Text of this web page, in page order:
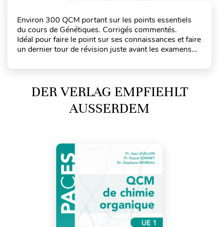
Environ 300 QCM portant sur les points essentiels
du cours de Génétiques. Corrigés commentés.
Idéal pour faire le point sur ses connaissances et faire
un dernier tour de révision juste avant les examens…
DER VERLAG EMPFIEHLT
AUSSERDEM